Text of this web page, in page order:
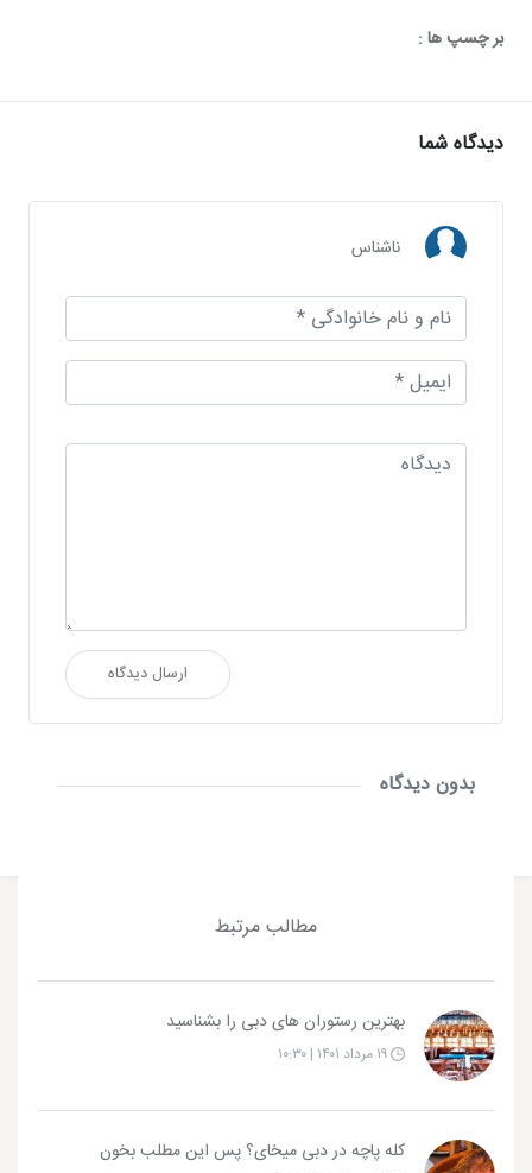
بر چسپ ها :
دیدگاه شما
ناشناس
ارسال دیدگاه
بدون دیدگاه
مطالب مرتبط
بهترین رستوران های دبی را بشناسید
کله پاچه در دبی میخای؟ پس این مطلب بخون